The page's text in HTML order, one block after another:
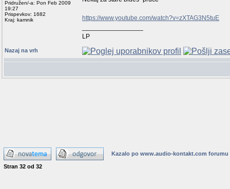
Pridružen/-a: Pon Feb 2009
19:27
Prispevkov: 1682
Kraj: kamnik
https://www.youtube.com/watch?v=zXTAG3N5tuE
LP
Nazaj na vrh
Kazalo po www.audio-kontakt.com forumu
Stran 32 od 32